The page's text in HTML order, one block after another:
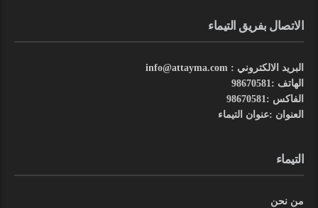
الاتصال بفريق التيماء
البريد الالكتروني : info@attayma.com
الهاتف :98670581
الفاكس :98670581
العنوان :عنوان التيماء
التيماء
من نحن